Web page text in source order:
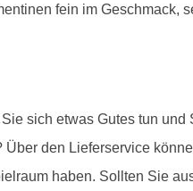
fein im Geschmack,
sich etwas Gutes tun
den Lieferservice
haben. Sollten Sie